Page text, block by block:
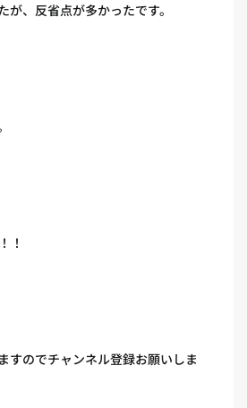
が、反省点が多かったです。
！
すのでチャンネル登録お願いしま